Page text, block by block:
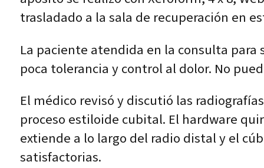
trasladado a la sala de recuperación en
La paciente atendida en la consulta
poca tolerancia y control al dolor. No
El médico revisó y discutió las
proceso estiloide cubital. El hardware
extiende a lo largo del radio distal y el
satisfactorias.